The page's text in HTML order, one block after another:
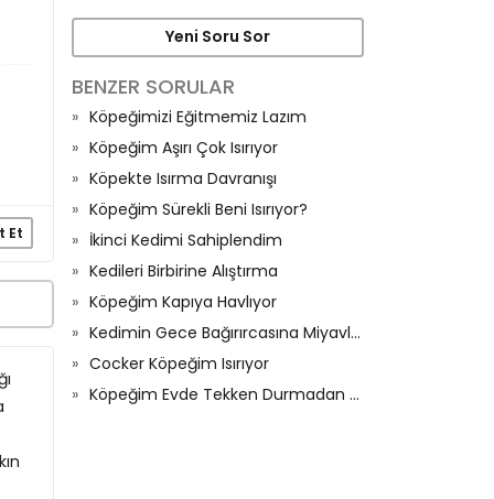
Et
Yeni Soru Sor
BENZER SORULAR
Köpeğimizi Eğitmemiz Lazım
Köpeğim Aşırı Çok Isırıyor
Köpekte Isırma Davranışı
Köpeğim Sürekli Beni Isırıyor?
İkinci Kedimi Sahiplendim
Kedileri Birbirine Alıştırma
Köpeğim Kapıya Havlıyor
Kedimin Gece Bağırırcasına Miyavlaması
Cocker Köpeğim Isırıyor
Köpeğim Evde Tekken Durmadan Havlıyor